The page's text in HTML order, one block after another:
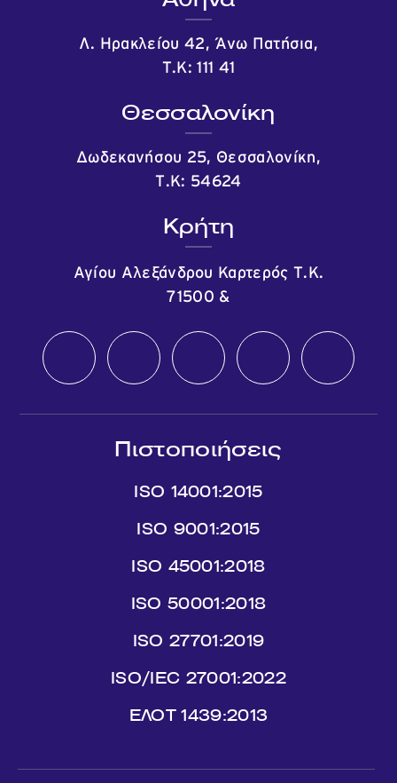
Λ. Ηρακλείου 42, Άνω Πατήσια,
Τ.Κ: 111 41
Θεσσαλονίκη
Δωδεκανήσου 25, Θεσσαλονίκη,
Τ.Κ: 54624
Κρήτη
Αγίου Αλεξάνδρου Καρτερός Τ.Κ.
71500 &
Πιστοποιήσεις
ISO 14001:2015
ISO 9001:2015
ISO 45001:2018
ISO 50001:2018
ISO 27701:2019
ISO/IEC 27001:2022
ΕΛΟΤ 1439:2013